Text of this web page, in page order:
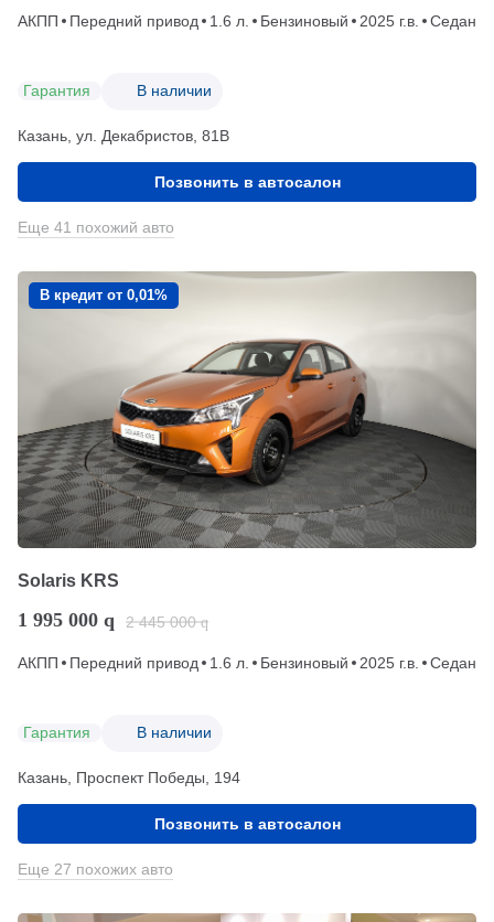
АКПП Передний привод 1.6 л. Бензиновый 2025 г.в. Седан
Гарантия В наличии
Казань, ул. Декабристов, 81В
Позвонить в автосалон
Еще 41 похожий авто
В кредит от 0,01%
Solaris KRS
1 995 000 q 2 445 000 q
АКПП Передний привод 1.6 л. Бензиновый 2025 г.в. Седан
Гарантия В наличии
Казань, Проспект Победы, 194
Позвонить в автосалон
Еще 27 похожих авто